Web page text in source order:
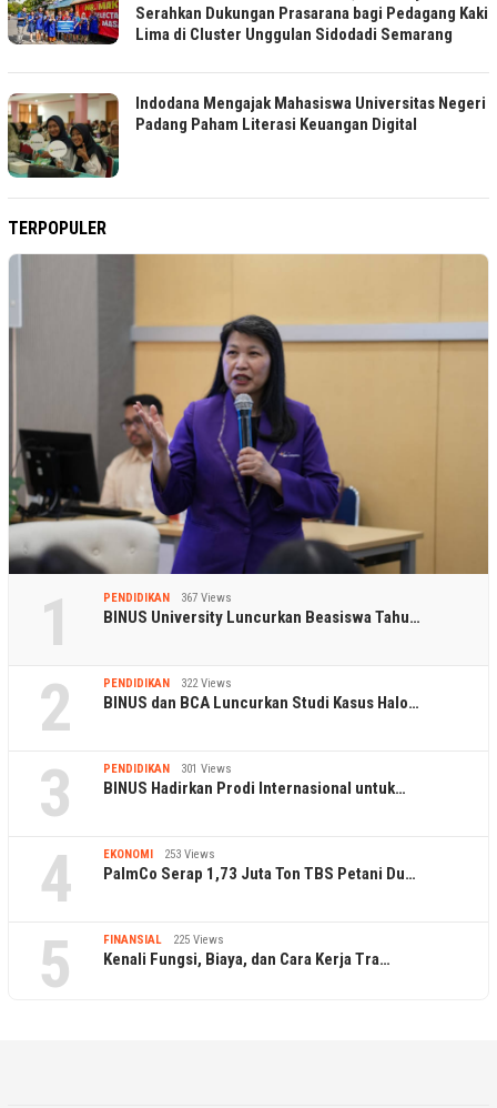
Serahkan Dukungan Prasarana bagi Pedagang Kaki
Lima di Cluster Unggulan Sidodadi Semarang
Indodana Mengajak Mahasiswa Universitas Negeri
Padang Paham Literasi Keuangan Digital
TERPOPULER
1 PENDIDIKAN 367 Views
BINUS University Luncurkan Beasiswa Tahu…
2 PENDIDIKAN 322 Views
BINUS dan BCA Luncurkan Studi Kasus Halo…
3 PENDIDIKAN 301 Views
BINUS Hadirkan Prodi Internasional untuk…
4 EKONOMI 253 Views
PalmCo Serap 1,73 Juta Ton TBS Petani Du…
5 FINANSIAL 225 Views
Kenali Fungsi, Biaya, dan Cara Kerja Tra…